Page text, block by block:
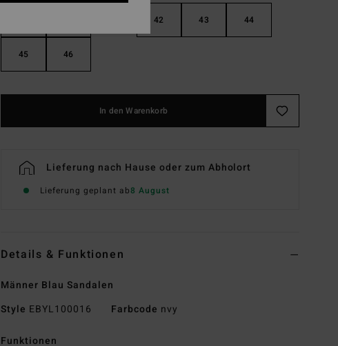
42 43 44
45 46
In den Warenkorb
Lieferung nach Hause oder zum Abholort
Lieferung geplant ab8 August
Details & Funktionen
Männer Blau Sandalen
Style EBYL100016 Farbcode nvy
Funktionen